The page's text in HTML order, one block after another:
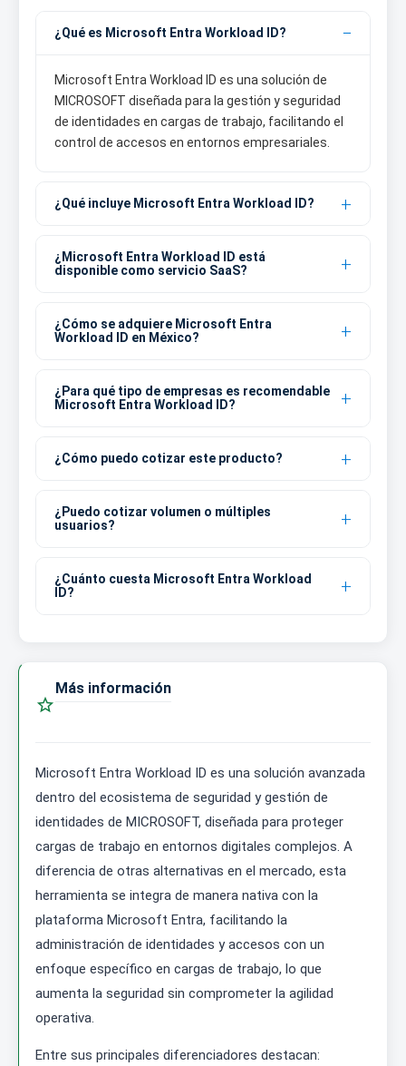
¿Qué es Microsoft Entra Workload ID?
Microsoft Entra Workload ID es una solución de
MICROSOFT diseñada para la gestión y seguridad
de identidades en cargas de trabajo, facilitando el
control de accesos en entornos empresariales.
¿Qué incluye Microsoft Entra Workload ID?
¿Microsoft Entra Workload ID está
disponible como servicio SaaS?
¿Cómo se adquiere Microsoft Entra
Workload ID en México?
¿Para qué tipo de empresas es recomendable
Microsoft Entra Workload ID?
¿Cómo puedo cotizar este producto?
¿Puedo cotizar volumen o múltiples
usuarios?
¿Cuánto cuesta Microsoft Entra Workload
ID?

Más información
Microsoft Entra Workload ID es una solución avanzada
dentro del ecosistema de seguridad y gestión de
identidades de MICROSOFT, diseñada para proteger
cargas de trabajo en entornos digitales complejos. A
diferencia de otras alternativas en el mercado, esta
herramienta se integra de manera nativa con la
plataforma Microsoft Entra, facilitando la
administración de identidades y accesos con un
enfoque específico en cargas de trabajo, lo que
aumenta la seguridad sin comprometer la agilidad
operativa.
Entre sus principales diferenciadores destacan: